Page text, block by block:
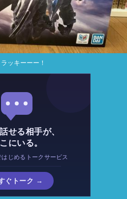
ッキーーー！
せる相手が、
にいる。
はじめるトークサービス
ぐトーク →